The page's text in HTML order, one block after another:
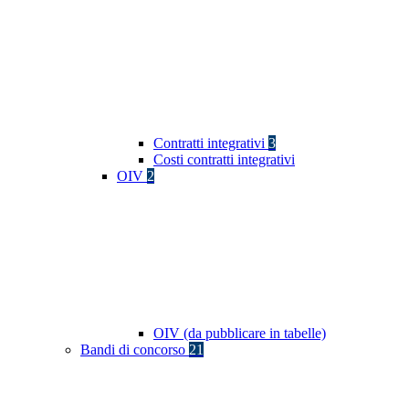
Contratti integrativi 3
Costi contratti integrativi
OIV 2
OIV (da pubblicare in tabelle)
Bandi di concorso 21